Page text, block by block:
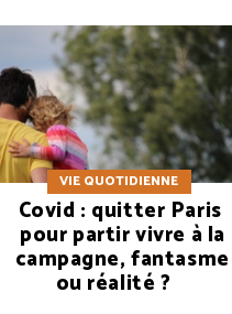
VIE QUOTIDIENNE
Covid : quitter Paris
pour partir vivre à la
campagne, fantasme
ou réalité ?